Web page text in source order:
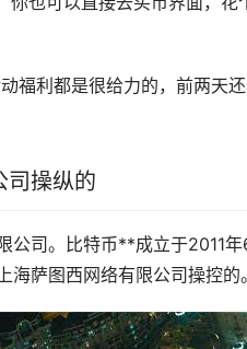
福利 都是很给力的，前两天
司操纵的
公司。比特币**成立于2011
海萨图西网络有限公司操控的。